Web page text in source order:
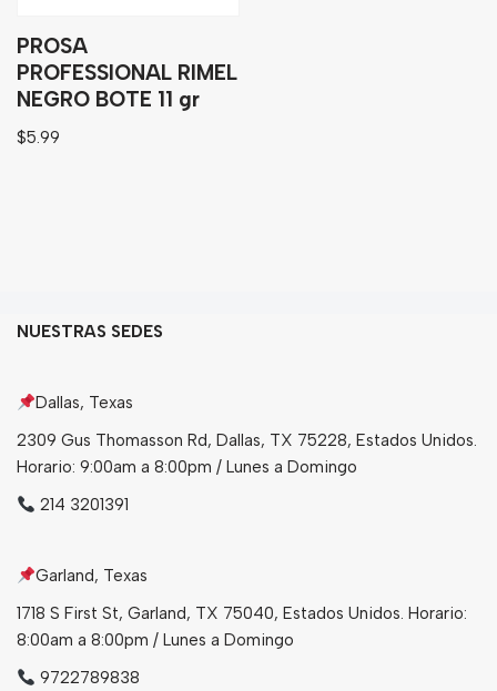
PROSA
PROFESSIONAL RIMEL
NEGRO BOTE 11 gr
$5.99
NUESTRAS SEDES
Dallas, Texas
2309 Gus Thomasson Rd, Dallas, TX 75228, Estados Unidos.
Horario: 9:00am a 8:00pm / Lunes a Domingo
214 3201391
Garland, Texas
1718 S First St, Garland, TX 75040, Estados Unidos. Horario:
8:00am a 8:00pm / Lunes a Domingo
9722789838